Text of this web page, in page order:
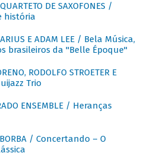
DE SAXOFONES /
história
E ADAM LEE / Bela Música,
brasileiros da "Belle Époque"
RODOLFO STROETER E
Trio
ENSEMBLE / Heranças
/ Concertando – O